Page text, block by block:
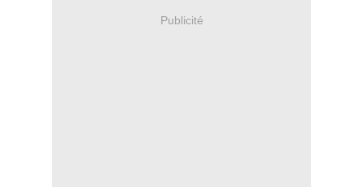
Publicité